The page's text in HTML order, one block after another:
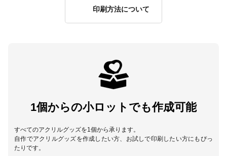
印刷方法について
1個からの小ロットでも作成可能
すべてのアクリルグッズを1個から承ります。
自作でアクリルグッズを作成したい方、お試しで印刷したい方にもぴっ
たりです。